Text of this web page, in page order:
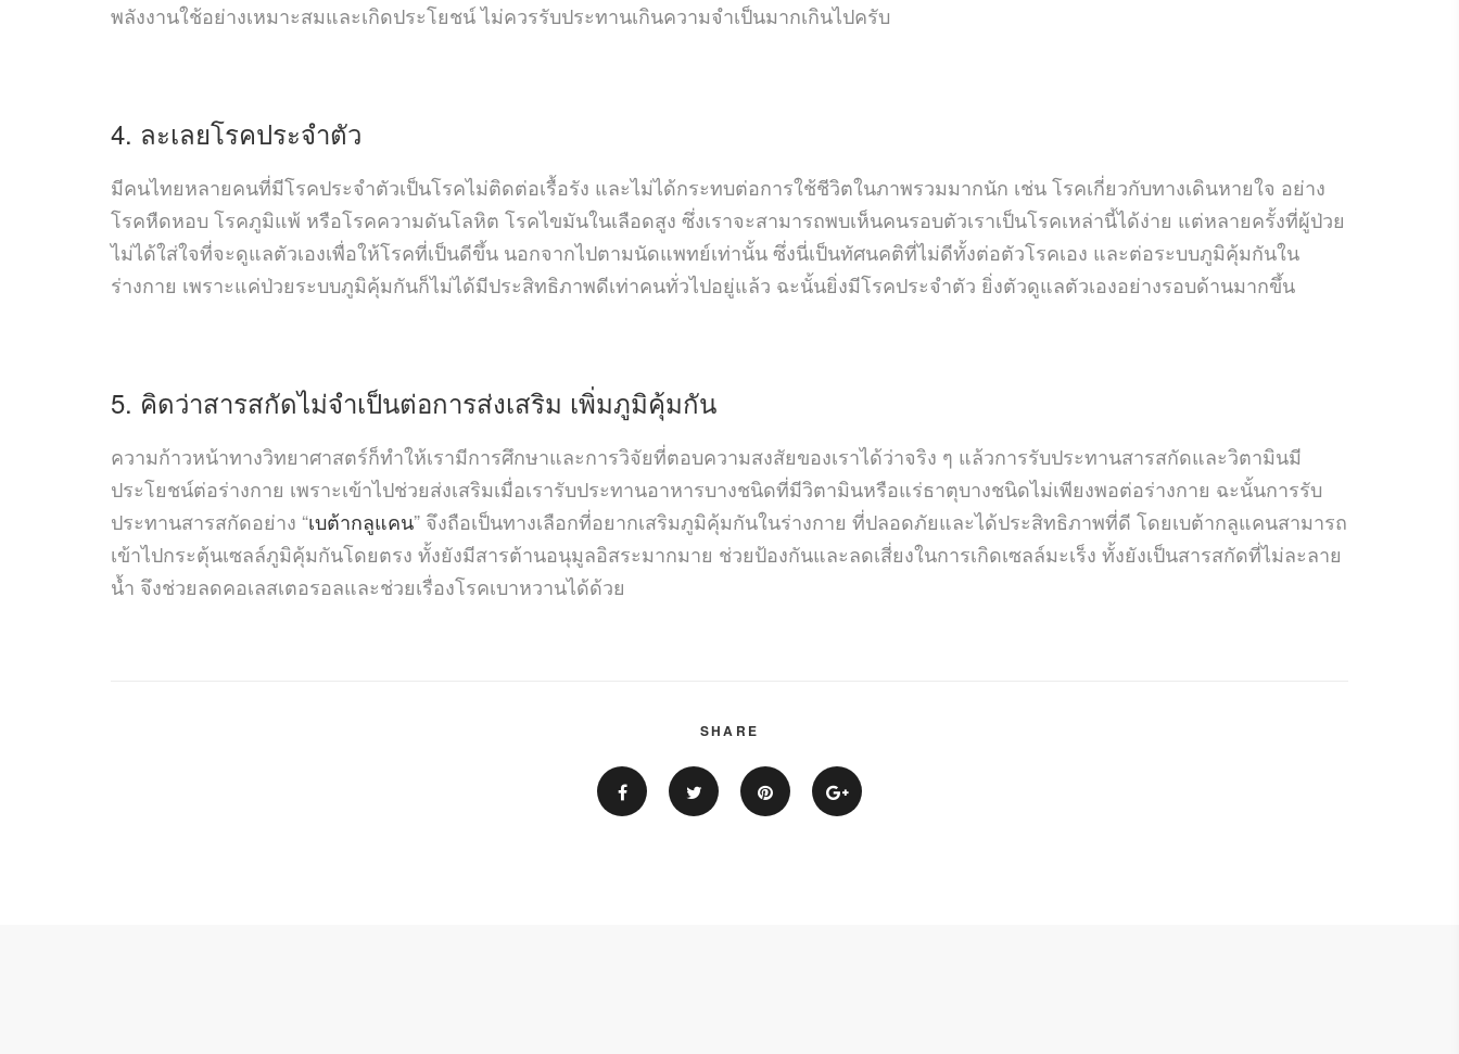
พลังงานใช้อย่างเหมาะสมและเกิดประโยชน์ ไม่ควรรับประทานเกินความจำเป็นมากเกินไปครับ
4. ละเลยโรคประจำตัว
มีคนไทยหลายคนที่มีโรคประจำตัวเป็นโรคไม่ติดต่อเรื้อรัง และไม่ได้กระทบต่อการใช้ชีวิตในภาพรวมมากนัก เช่น โรคเกี่ยวกับทางเดินหายใจ อย่าง
โรคหืดหอบ โรคภูมิแพ้ หรือโรคความดันโลหิต โรคไขมันในเลือดสูง ซึ่งเราจะสามารถพบเห็นคนรอบตัวเราเป็นโรคเหล่านี้ได้ง่าย แต่หลายครั้งที่ผู้ป่วย
ไม่ได้ใส่ใจที่จะดูแลตัวเองเพื่อให้โรคที่เป็นดีขึ้น นอกจากไปตามนัดแพทย์เท่านั้น ซึ่งนี่เป็นทัศนคติที่ไม่ดีทั้งต่อตัวโรคเอง และต่อระบบภูมิคุ้มกันใน
ร่างกาย เพราะแค่ป่วยระบบภูมิคุ้มกันก็ไม่ได้มีประสิทธิภาพดีเท่าคนทั่วไปอยู่แล้ว ฉะนั้นยิ่งมีโรคประจำตัว ยิ่งตัวดูแลตัวเองอย่างรอบด้านมากขึ้น
5. คิดว่าสารสกัดไม่จำเป็นต่อการส่งเสริม เพิ่มภูมิคุ้มกัน
ความก้าวหน้าทางวิทยาศาสตร์ก็ทำให้เรามีการศึกษาและการวิจัยที่ตอบความสงสัยของเราได้ว่าจริง ๆ แล้วการรับประทานสารสกัดและวิตามินมี
ประโยชน์ต่อร่างกาย เพราะเข้าไปช่วยส่งเสริมเมื่อเรารับประทานอาหารบางชนิดที่มีวิตามินหรือแร่ธาตุบางชนิดไม่เพียงพอต่อร่างกาย ฉะนั้นการรับ
ประทานสารสกัดอย่าง “เบต้ากลูแคน” จึงถือเป็นทางเลือกที่อยากเสริมภูมิคุ้มกันในร่างกาย ที่ปลอดภัยและได้ประสิทธิภาพที่ดี โดยเบต้ากลูแคนสามารถ
เข้าไปกระตุ้นเซลล์ภูมิคุ้มกันโดยตรง ทั้งยังมีสารต้านอนุมูลอิสระมากมาย ช่วยป้องกันและลดเสี่ยงในการเกิดเซลล์มะเร็ง ทั้งยังเป็นสารสกัดที่ไม่ละลาย
น้ำ จึงช่วยลดคอเลสเตอรอลและช่วยเรื่องโรคเบาหวานได้ด้วย
SHARE